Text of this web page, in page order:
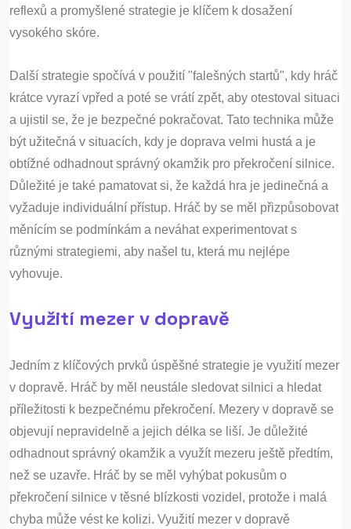
reflexů a promyšlené strategie je klíčem k dosažení
vysokého skóre.
Další strategie spočívá v použití "falešných startů", kdy hráč
krátce vyrazí vpřed a poté se vrátí zpět, aby otestoval situaci
a ujistil se, že je bezpečné pokračovat. Tato technika může
být užitečná v situacích, kdy je doprava velmi hustá a je
obtížné odhadnout správný okamžik pro překročení silnice.
Důležité je také pamatovat si, že každá hra je jedinečná a
vyžaduje individuální přístup. Hráč by se měl přizpůsobovat
měnícím se podmínkám a neváhat experimentovat s
různými strategiemi, aby našel tu, která mu nejlépe
vyhovuje.
Využití mezer v dopravě
Jedním z klíčových prvků úspěšné strategie je využití mezer
v dopravě. Hráč by měl neustále sledovat silnici a hledat
příležitosti k bezpečnému překročení. Mezery v dopravě se
objevují nepravidelně a jejich délka se liší. Je důležité
odhadnout správný okamžik a využít mezeru ještě předtím,
než se uzavře. Hráč by se měl vyhýbat pokusům o
překročení silnice v těsné blízkosti vozidel, protože i malá
chyba může vést ke kolizi. Využití mezer v dopravě